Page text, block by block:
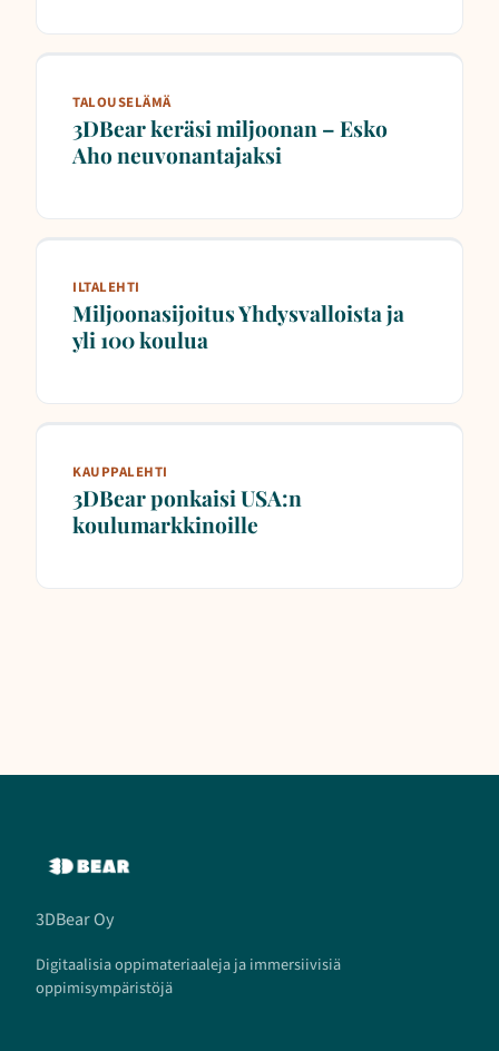
TALOUSELÄMÄ
3DBear keräsi miljoonan – Esko
Aho neuvonantajaksi
ILTALEHTI
Miljoonasijoitus Yhdysvalloista ja
yli 100 koulua
KAUPPALEHTI
3DBear ponkaisi USA:n
koulumarkkinoille
3DBear Oy
Digitaalisia oppimateriaaleja ja immersiivisiä
oppimisympäristöjä